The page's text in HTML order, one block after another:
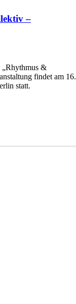
–
„Rhythmus &
findet am 16.
statt.